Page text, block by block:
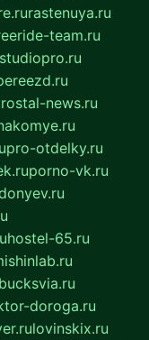
rastenuya.ru
team.ru
news.ru
pro-otdelky.ru
porno-vk.ru
hostel-65.ru
doroga.ru
lovinskix.ru